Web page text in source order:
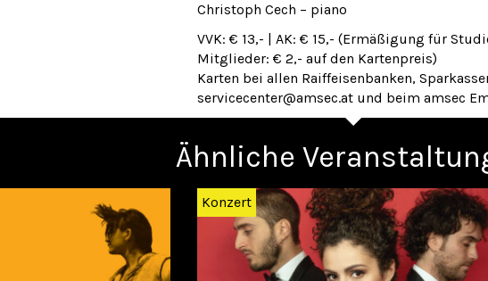
Christoph Cech – piano
VVK: € 13,- | AK: € 15,- (Ermäßigung für
Mitglieder: € 2,- auf den Kartenpreis)
Karten bei allen Raiffeisenbanken,
servicecenter@amsec.at und beim amsec
Ähnliche
Konzert